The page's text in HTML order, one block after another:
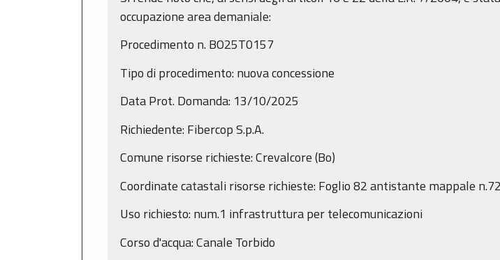
occupazione area demaniale:
Procedimento n. BO25T0157
Tipo di procedimento: nuova concessione
Data Prot. Domanda: 13/10/2025
Richiedente: Fibercop S.p.A.
Comune risorse richieste: Crevalcore (Bo)
Coordinate catastali risorse richieste: Foglio 82 antistante mappale
Uso richiesto: num.1 infrastruttura per telecomunicazioni
Corso d'acqua: Canale Torbido